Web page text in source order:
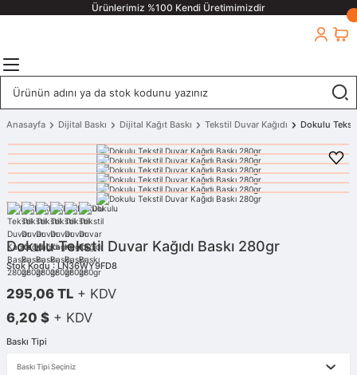
Ürünlerimiz %100 Kendi Üretimimizdir
Anasayfa Dijital Baskı Dijital Kağıt Baskı Tekstil Duvar Kağıdı Dokulu
Dokulu Tekstil Duvar Kağıdı Baskı 280gr
Stok Kodu : LN36WY9FD8
295,06 TL + KDV
6,20 $ + KDV
Baskı Tipi